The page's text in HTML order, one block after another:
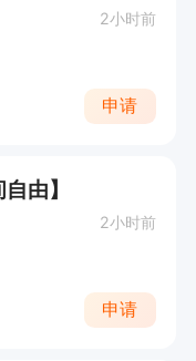
2小时前
申请
由】
2小时前
申请